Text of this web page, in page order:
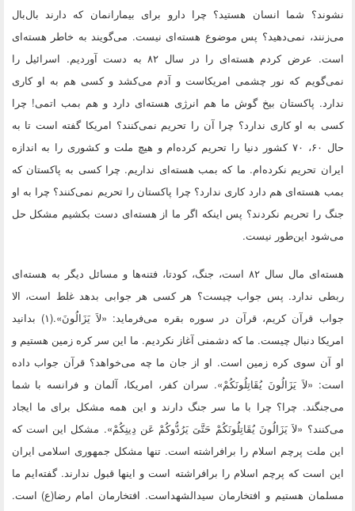
نشوند؟ شما انسان هستید؟ چرا دارو برای بیمارانمان که دارند بال‌بال
می‌زنند، نمی‌دهید؟ پس موضوع هسته‌ای نیست. می‌گویند به خاطر هسته‌ای
است. عرض کردم هسته‌ای را در سال ۸۲ به دست آوردیم. اسرائیل را
نمی‌گویم که نور چشمی امریکاست و آدم می‌کشد و کسی هم به او کاری
ندارد. پاکستان بیخ گوش ما هم انرژی هسته‌ای دارد و هم بمب اتمی! چرا
کسی به او کاری ندارد؟ چرا آن را تحریم نمی‌کنند؟ امریکا گفته است تا به
حال ۶۰، ۷۰ کشور دنیا را تحریم کرده‌ام و هیچ ملت و کشوری را به اندازه
ایران تحریم نکرده‌ام. ما که بمب هسته‌ای نداریم. چرا کسی به پاکستان که
بمب هسته‌ای هم دارد کاری ندارد؟ چرا پاکستان را تحریم نمی‌کنند؟ چرا به او
جنگ را تحریم نکردند؟ پس اینکه اگر ما از هسته‌ای دست بکشیم مشکل حل
می‌شود این‌طور نیست.
هسته‌ای مال سال ۸۲ است، جنگ، کودتا، فتنه‌ها و مسائل دیگر به هسته‌ای
ربطی ندارد. پس جواب چیست؟ هر کسی هر جوابی بدهد غلط است، الا
جواب قرآن کریم، قرآن در سوره بقره می‌فرماید: «لاَ يَزَالُونَ».(۱) بدانید
امریکا دنبال چیست. ما که دشمنی آغاز نکردیم. ما این سر کره زمین هستیم و
او آن سوی کره زمین است. او از جان ما چه می‌خواهد؟ قرآن جواب داده
است: «لاَ يَزَالُونَ يُقَاتِلُونَكُمْ». سران کفر، امریکا، آلمان و فرانسه با شما
می‌جنگند. چرا؟ چرا با ما سر جنگ دارند و این همه مشکل برای ما ایجاد
می‌کنند؟ «لاَ يَزَالُونَ يُقَاتِلُونَكُمْ حَتَّىَ يَرُدُّوكُمْ عَن دِينِكُمْ». مشکل این است که
این ملت پرچم اسلام را برافراشته است. تنها مشکل جمهوری اسلامی ایران
این است که پرچم اسلام را برافراشته است و اینها قبول ندارند. گفته‌ایم ما
مسلمان هستیم و افتخارمان سیدالشهداست. افتخارمان امام رضا(ع) است.